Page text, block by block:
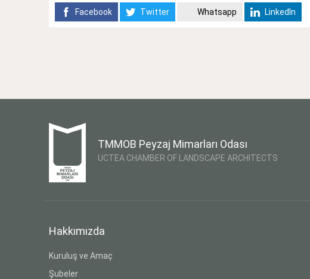
Facebook
Twitter Whatsapp LinkedIn
TMMOB Peyzaj Mimarları Odası
UCTEA CHAMBER OF LANDSCAPE ARCHITECTS
Hakkımızda
Kuruluş ve Amaç
Şubeler